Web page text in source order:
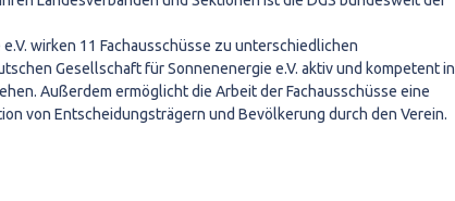
wirken 11 Fachausschüsse zu unterschiedlichen
Gesellschaft für Sonnenenergie e.V. aktiv und kompetent in
Außerdem ermöglicht die Arbeit der Fachausschüsse eine
von Entscheidungsträgern und Bevölkerung durch den Verein.